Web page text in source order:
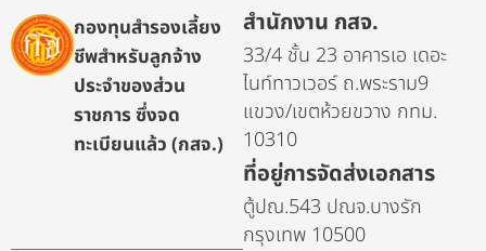
กองทุนสำรองเลี้ยง
ชีพสำหรับลูกจ้าง
ประจำของส่วน
ราชการ ซึ่งจด
ทะเบียนแล้ว (กสจ.)
สำนักงาน กสจ.
33/4 ชั้น 23 อาคารเอ เดอะ
ไนท์ทาวเวอร์ ถ.พระราม9
แขวง/เขตห้วยขวาง กทม.
10310
ที่อยู่การจัดส่งเอกสาร
ตู้ปณ.543 ปณจ.บางรัก
กรุงเทพ 10500